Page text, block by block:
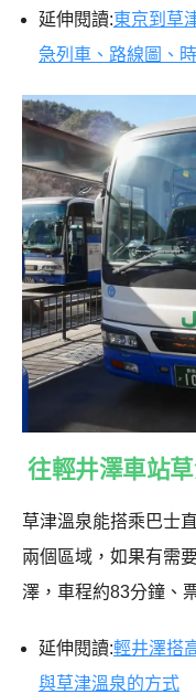
延伸閱讀:東京到草
急列車、路線圖、
往輕井澤車站
草津溫泉能搭乘巴士
兩個區域，如果有需
澤，車程約83分鐘、
延伸閱讀:輕井澤搭
與草津溫泉的方式